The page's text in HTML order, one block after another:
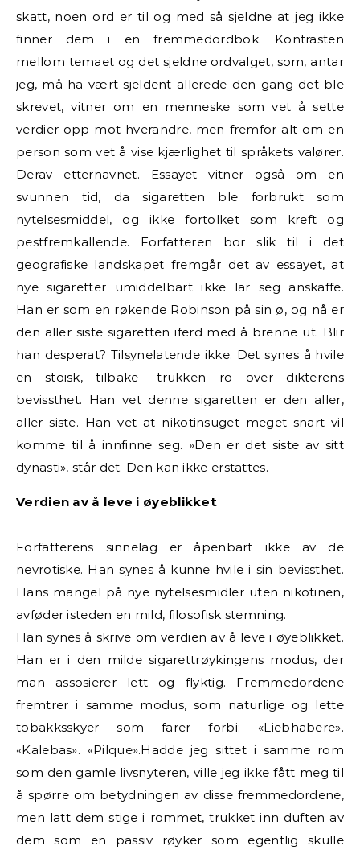
skatt, noen ord er til og med så sjeldne at jeg ikke
finner dem i en fremmedordbok. Kontrasten
mellom temaet og det sjeldne ordvalget, som, antar
jeg, må ha vært sjeldent allerede den gang det ble
skrevet, vitner om en menneske som vet å sette
verdier opp mot hverandre, men fremfor alt om en
person som vet å vise kjærlighet til språkets valører.
Derav etternavnet. Essayet vitner også om en
svunnen tid, da sigaretten ble forbrukt som
nytelsesmiddel, og ikke fortolket som kreft og
pestfremkallende. Forfatteren bor slik til i det
geografiske landskapet fremgår det av essayet, at
nye sigaretter umiddelbart ikke lar seg anskaffe.
Han er som en røkende Robinson på sin ø, og nå er
den aller siste sigaretten iferd med å brenne ut. Blir
han desperat? Tilsynelatende ikke. Det synes å hvile
en stoisk, tilbake- trukken ro over dikterens
bevissthet. Han vet denne sigaretten er den aller,
aller siste. Han vet at nikotinsuget meget snart vil
komme til å innfinne seg. »Den er det siste av sitt
dynasti», står det. Den kan ikke erstattes.
Verdien av å leve i øyeblikket
Forfatterens sinnelag er åpenbart ikke av de
nevrotiske. Han synes å kunne hvile i sin bevissthet.
Hans mangel på nye nytelsesmidler uten nikotinen,
avføder isteden en mild, filosofisk stemning.
Han synes å skrive om verdien av å leve i øyeblikket.
Han er i den milde sigarettrøykingens modus, der
man assosierer lett og flyktig. Fremmedordene
fremtrer i samme modus, som naturlige og lette
tobakksskyer som farer forbi: «Liebhabere».
«Kalebas». «Pilque».Hadde jeg sittet i samme rom
som den gamle livsnyteren, ville jeg ikke fått meg til
å spørre om betydningen av disse fremmedordene,
men latt dem stige i rommet, trukket inn duften av
dem som en passiv røyker som egentlig skulle